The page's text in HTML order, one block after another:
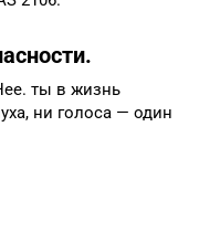
ты в жизнь
ни голоса — один